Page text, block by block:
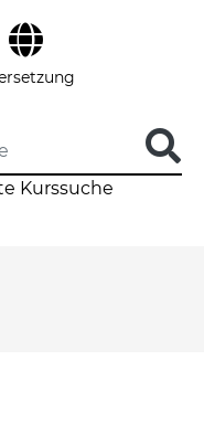
Kurssuche